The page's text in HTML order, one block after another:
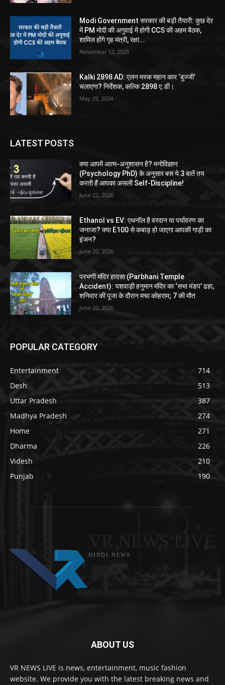
Modi Government सरकार की बड़ी तैयारी: कुछ देर
में PM मोदी की अगुवाई में होगी CCS की अहम बैठक,
शामिल होंगे गृह मंत्री, रक्षा...
November 12, 2025
Kalki 2898 AD: एलन मस्क महान कार ‘बुज्जी’
चलाएगा? निर्देशक, कल्कि 2898 ए.डी।
May 29, 2024
LATEST POSTS
क्या आपमें आत्म-अनुशासन है? मनोविज्ञान
(Psychology PhD) के अनुसार बस ये 3 बातें तय
करती हैं आपका असली Self-Discipline!
June 22, 2026
Ethanol vs EV: एथनॉल है वरदान या पर्यावरण का
जनाजा? क्या E100 से कबाड़ हो जाएगा आपकी गाड़ी का
इंजन?
June 20, 2026
परभणी मंदिर हादसा (Parbhani Temple
Accident): यशवाड़ी हनुमान मंदिर का ‘सभा मंडप’ ढहा,
शनिवार की पूजा के दौरान मचा कोहराम; 7 की मौत
June 20, 2026
POPULAR CATEGORY
Entertainment
714
Desh
513
Uttar Pradesh
387
Madhya Pradesh
274
Home
271
Dharma
226
Videsh
210
Punjab
190
HINDI NEWS
ABOUT US
VR NEWS LIVE is news, entertainment, music fashion
website. We provide you with the latest breaking news and